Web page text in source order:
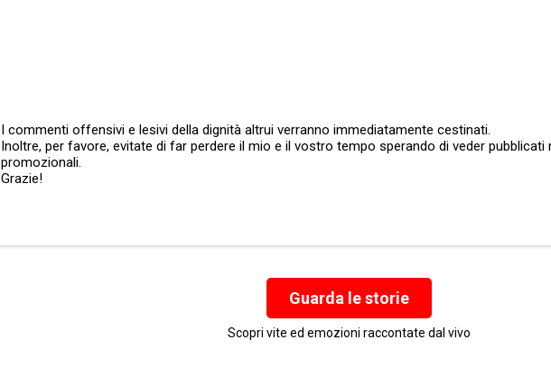
P
o
s
n
I commenti offensivi e lesivi della dignità altrui verranno immediatamente cestinati.
Inoltre, per favore, evitate di far perdere il mio e il vostro tempo sperando di veder pubblicati
promozionali.
Grazie!
Guarda le storie
Scopri vite ed emozioni raccontate dal vivo